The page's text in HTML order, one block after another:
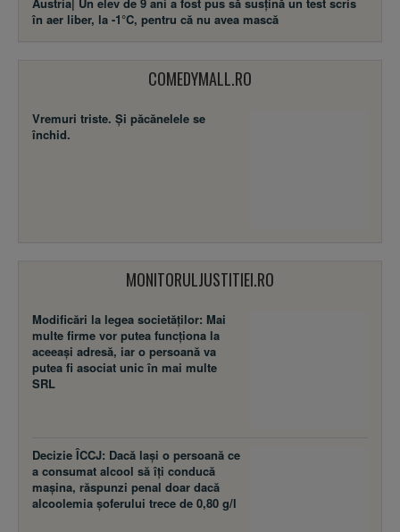
în aer liber, la -1°C, pentru că nu avea mască
COMEDYMALL.RO
Vremuri triste. Şi păcănelele se
închid.
MONITORULJUSTITIEI.RO
Modificări la legea societăţilor: Mai
multe firme vor putea funcţiona la
aceeaşi adresă, iar o persoană va
putea fi asociat unic în mai multe
SRL
Decizie ÎCCJ: Dacă laşi o persoană ce
a consumat alcool să îţi conducă
maşina, răspunzi penal doar dacă
alcoolemia şoferului trece de 0,80 g/l